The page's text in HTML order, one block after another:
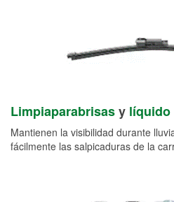
Limpiaparabrisasy líquido
Mantienen la visibilidad durante
fácilmente las salpicaduras de la